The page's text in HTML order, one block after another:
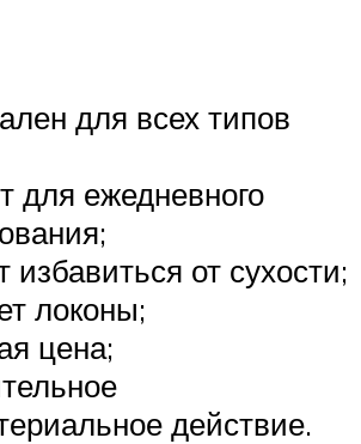
для всех типов
для ежедневного
избавиться от сухости;
локоны;
цена;
действие.